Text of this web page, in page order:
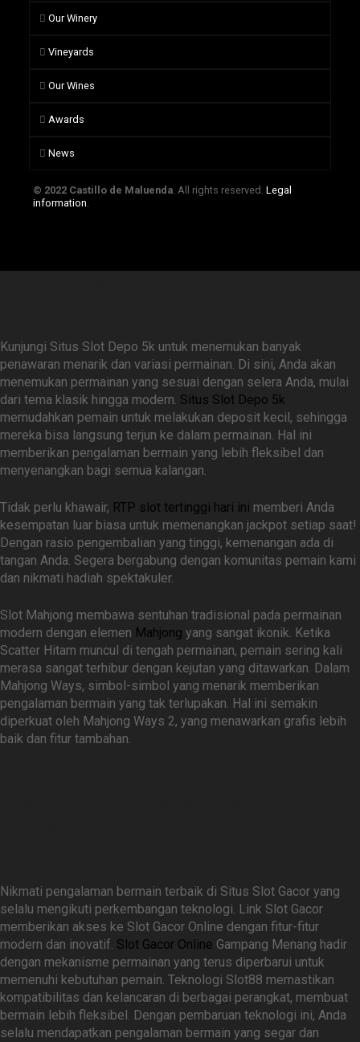
Our Winery
Vineyards
Our Wines
Awards
News
© 2022 Castillo de Maluenda. All rights reserved. Legal
information
Kunjungi Situs Slot Depo 5k untuk menemukan banyak
penawaran menarik dan variasi permainan. Di sini, Anda akan
menemukan permainan yang sesuai dengan selera Anda, mulai
dari tema klasik hingga modern. Situs Slot Depo 5k
memudahkan pemain untuk melakukan deposit kecil, sehingga
mereka bisa langsung terjun ke dalam permainan. Hal ini
memberikan pengalaman bermain yang lebih fleksibel dan
menyenangkan bagi semua kalangan.
Tidak perlu khawair, RTP slot tertinggi hari ini memberi Anda
kesempatan luar biasa untuk memenangkan jackpot setiap saat!
Dengan rasio pengembalian yang tinggi, kemenangan ada di
tangan Anda. Segera bergabung dengan komunitas pemain kami
dan nikmati hadiah spektakuler.
Slot Mahjong membawa sentuhan tradisional pada permainan
modern dengan elemen Mahjong yang sangat ikonik. Ketika
Scatter Hitam muncul di tengah permainan, pemain sering kali
merasa sangat terhibur dengan kejutan yang ditawarkan. Dalam
Mahjong Ways, simbol-simbol yang menarik memberikan
pengalaman bermain yang tak terlupakan. Hal ini semakin
diperkuat oleh Mahjong Ways 2, yang menawarkan grafis lebih
baik dan fitur tambahan.
Nikmati pengalaman bermain terbaik di Situs Slot Gacor yang
selalu mengikuti perkembangan teknologi. Link Slot Gacor
memberikan akses ke Slot Gacor Online dengan fitur-fitur
modern dan inovatif. Slot Gacor Online Gampang Menang hadir
dengan mekanisme permainan yang terus diperbarui untuk
memenuhi kebutuhan pemain. Teknologi Slot88 memastikan
kompatibilitas dan kelancaran di berbagai perangkat, membuat
bermain lebih fleksibel. Dengan pembaruan teknologi ini, Anda
selalu mendapatkan pengalaman bermain yang segar dan